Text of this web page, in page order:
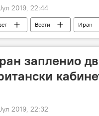
2019, 22:44
Вести Иран
запленио
2019, 22:32